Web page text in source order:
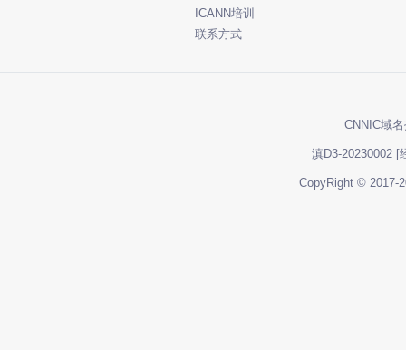
ICANN培训
联系方式
CNNIC域
滇D3-20230002 [
CopyRight ©